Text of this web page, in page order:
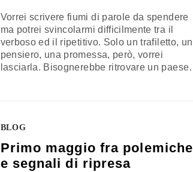
Vorrei scrivere fiumi di parole da spendere
ma potrei svincolarmi difficilmente tra il
verboso ed il ripetitivo. Solo un trafiletto, un
pensiero, una promessa, però, vorrei
lasciarla. Bisognerebbe ritrovare un paese.
combattere, preferisco…
BLOG
Primo maggio fra polemiche
e segnali di ripresa